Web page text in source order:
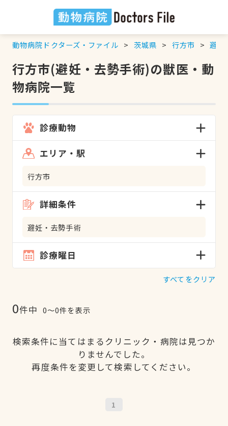
動物病院ドクターズ・ファイル 茨城県 行方市 避妊
行方市(避妊・去勢手術)の獣医・動
物病院一覧
診療動物
エリア・駅
行方市
詳細条件
避妊・去勢手術
診療曜日
すべてをクリア
0件中 0〜0件を表示
検索条件に当てはまるクリニック・病院は見つか
りませんでした。
再度条件を変更して検索してください。
1